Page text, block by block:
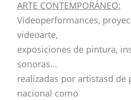
ARTE CONTEMPORÁNEO:
Videoperformances,
videoarte,
exposiciones de pintura,
sonoras…
realizadas por artistasd de
nacional como